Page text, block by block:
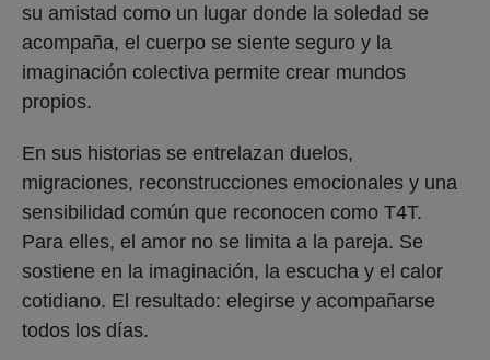
su amistad como un lugar donde la soledad se
acompaña, el cuerpo se siente seguro y la
imaginación colectiva permite crear mundos
propios.
En sus historias se entrelazan duelos,
migraciones, reconstrucciones emocionales y una
sensibilidad común que reconocen como T4T.
Para elles, el amor no se limita a la pareja. Se
sostiene en la imaginación, la escucha y el calor
cotidiano. El resultado: elegirse y acompañarse
todos los días.